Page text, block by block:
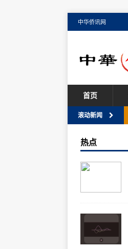
中华侨讯网
首页
滚动新闻
热点